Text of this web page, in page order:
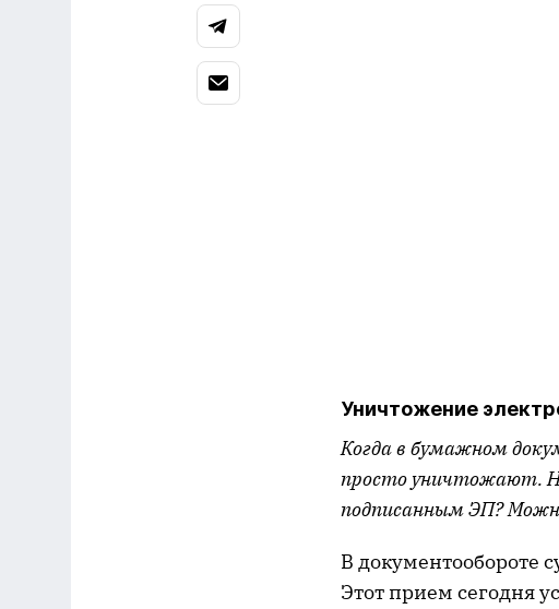
Уничтожение
Когда в бумажном
просто уничтожают.
подписанным ЭП?
В документообороте
Этот прием сегодня